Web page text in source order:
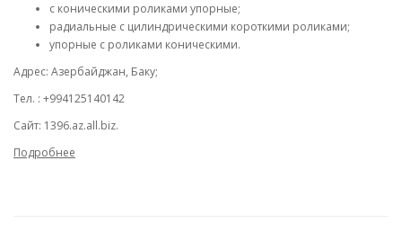
с коническими роликами упорные;
радиальные с цилиндрическими короткими роликами;
упорные с роликами коническими.
Адрес: Азербайджан, Баку;
Тел. : +994125140142
Сайт: 1396.az.all.biz.
Подробнее